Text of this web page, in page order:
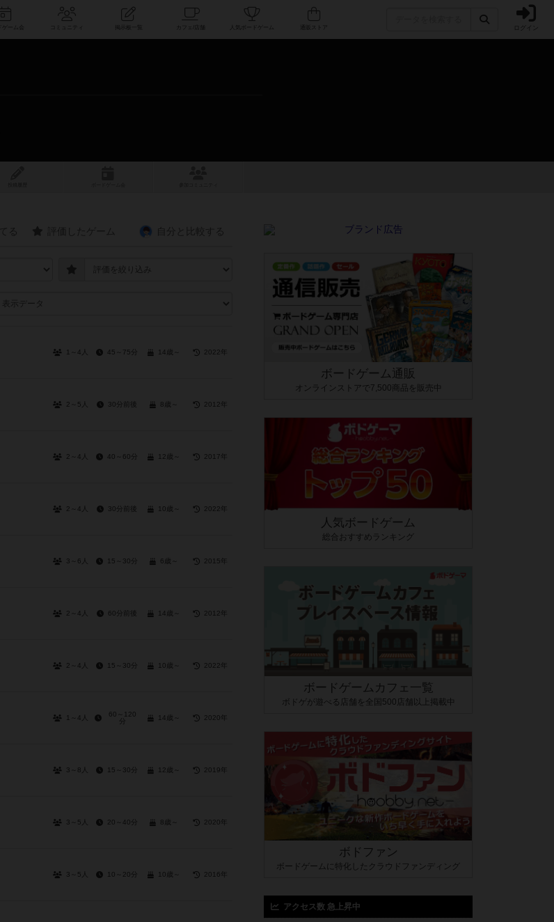
コミュニティ 人気ボードゲーム ログイン
1～4人 45～75分 14歳～ 2022年
2～5人 30分前後 8歳～ 2012年
2～4人 40～60分 12歳～ 2017年
2～4人 30分前後 10歳～ 2022年
3～6人 15～30分 6歳～ 2015年
2～4人 60分前後 14歳～ 2012年
2～4人 15～30分 10歳～ 2022年
1～4人
60～120
分
14歳～ 2020年
3～8人 15～30分 12歳～ 2019年
3～5人 20～40分 8歳～ 2020年
3～5人 10～20分 10歳～ 2016年
ボードゲーム通販
オンラインストアで7,500商品を販売中
人気ボードゲーム
総合おすすめランキング
ボードゲームカフェ一覧
ボドゲが遊べる店舗を全国500店舗以上掲載中
ボドファン
ボードゲームに特化したクラウドファンディング
アクセス数 急上昇中